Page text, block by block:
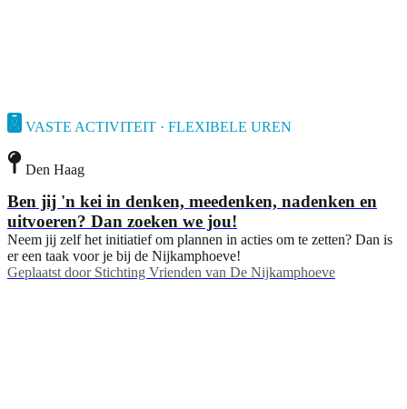
VASTE ACTIVITEIT · FLEXIBELE UREN
Den Haag
Ben jij 'n kei in denken, meedenken, nadenken en
uitvoeren? Dan zoeken we jou!
Neem jij zelf het initiatief om plannen in acties om te zetten? Dan is
er een taak voor je bij de Nijkamphoeve!
Geplaatst door Stichting Vrienden van De Nijkamphoeve